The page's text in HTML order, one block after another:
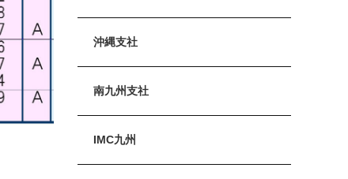
沖縄支社
南九州支社
IMC九州